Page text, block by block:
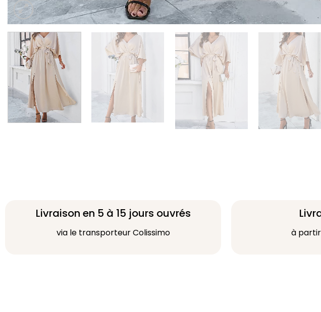
Livraison en 5 à 15 jours ouvrés
via le transporteur Colissimo à